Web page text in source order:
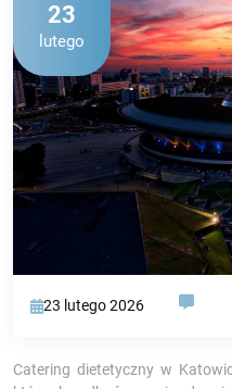
23 lutego 2026
23
lutego
Catering dietetyczny w